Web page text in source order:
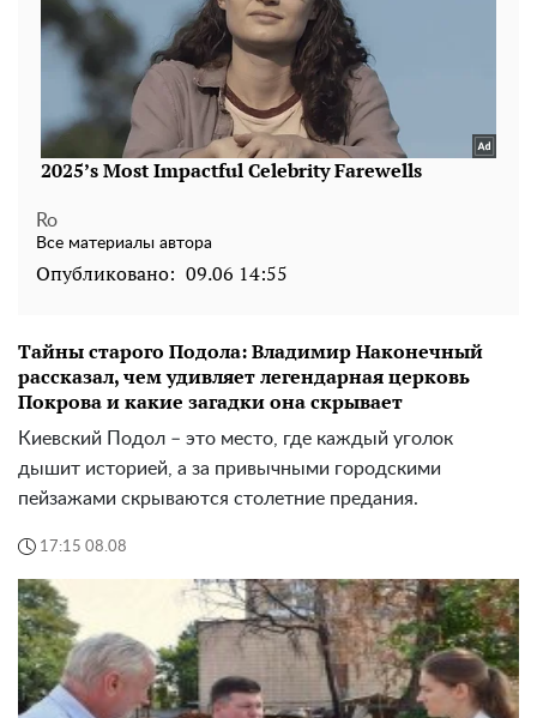
Ro
Все материалы автора
Опубликовано: 09.06 14:55
Тайны старого Подола: Владимир Наконечный
рассказал, чем удивляет легендарная церковь
Покрова и какие загадки она скрывает
Киевский Подол – это место, где каждый уголок
дышит историей, а за привычными городскими
пейзажами скрываются столетние предания.
17:15 08.08